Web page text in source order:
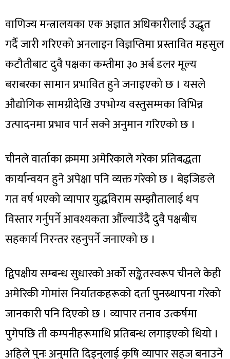
वाणिज्य मन्त्रालयका एक अज्ञात अधिकारीलाई उद्धृत
गर्दै जारी गरिएको अनलाइन विज्ञप्तिमा प्रस्तावित महसुल
कटौतीबाट दुवै पक्षका कम्तीमा ३० अर्ब डलर मूल्य
बराबरका सामान प्रभावित हुने जनाइएको छ । यसले
औद्योगिक सामग्रीदेखि उपभोग्य वस्तुसम्मका विभिन्न
उत्पादनमा प्रभाव पार्न सक्ने अनुमान गरिएको छ ।
चीनले वार्ताका क्रममा अमेरिकाले गरेका प्रतिबद्धता
कार्यान्वयन हुने अपेक्षा पनि व्यक्त गरेको छ । बेइजिङले
गत वर्ष भएको व्यापार युद्धविराम सम्झौतालाई थप
विस्तार गर्नुपर्ने आवश्यकता औँल्याउँदै दुवै पक्षबीच
सहकार्य निरन्तर रहनुपर्ने जनाएको छ ।
द्विपक्षीय सम्बन्ध सुधारको अर्को सङ्केतस्वरूप चीनले केही
अमेरिकी गोमांस निर्यातकहरूको दर्ता पुनस्र्थापना गरेको
जानकारी पनि दिएको छ । व्यापार तनाव उत्कर्षमा
पुगेपछि ती कम्पनीहरूमाथि प्रतिबन्ध लगाइएको थियो ।
अहिले पुनः अनुमति दिइनुलाई कृषि व्यापार सहज बनाउने